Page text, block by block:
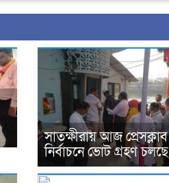
সাতক্ষীরায় আজ প্রেসক্লাব
নির্বাচনে ভোট গ্রহণ চলছে